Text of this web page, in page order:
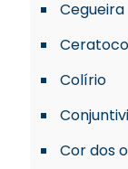
Cegueira
Colírio
Cor dos